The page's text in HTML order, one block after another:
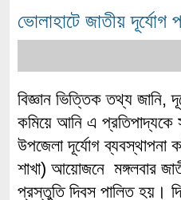
ভোলাহাটে জাতীয় দূর্যোগ
বিজ্ঞান ভিত্তিক তথ্য জানি,
কমিয়ে আনি এ প্রতিপাদ্যকে
উপজেলা দূর্যোগ ব্যবস্থাপনা
শাখা) আয়োজনে মঙ্গলবার
প্রস্তুতি দিবস পালিত হয়।